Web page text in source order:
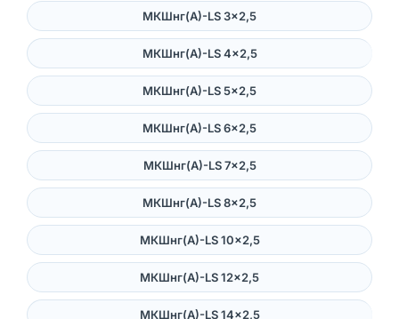
МКШнг(А)-LS 3×2,5
МКШнг(А)-LS 4×2,5
МКШнг(А)-LS 5×2,5
МКШнг(А)-LS 6×2,5
МКШнг(А)-LS 7×2,5
МКШнг(А)-LS 8×2,5
МКШнг(А)-LS 10×2,5
МКШнг(А)-LS 12×2,5
МКШнг(А)-LS 14×2,5